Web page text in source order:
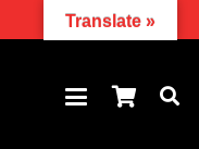
Translate »